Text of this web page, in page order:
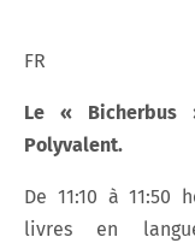
FR
Le «
Polyvalent.
De 11:10 à 11:50
livres en